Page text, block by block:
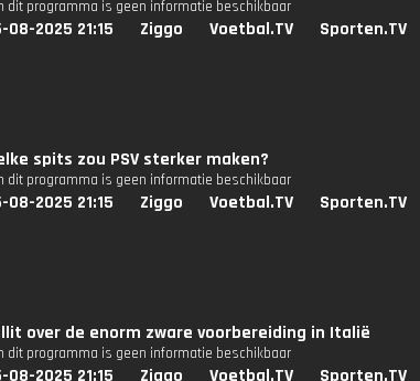
dit programma is geen informatie beschikbaar
08-2025 21:15 Ziggo Voetbal.TV Sporten.TV
spits zou PSV sterker maken?
dit programma is geen informatie beschikbaar
08-2025 21:15 Ziggo Voetbal.TV Sporten.TV
over de enorm zware voorbereiding in Italië
dit programma is geen informatie beschikbaar
08-2025 21:15 Ziggo Voetbal.TV Sporten.TV